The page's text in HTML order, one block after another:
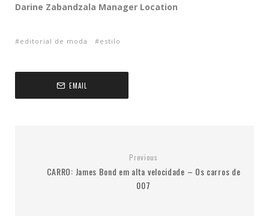
Darine Zabandzala Manager Location
editorial de moda estilo
EMAIL
Previous
CARRO: James Bond em alta velocidade – Os carros de
007